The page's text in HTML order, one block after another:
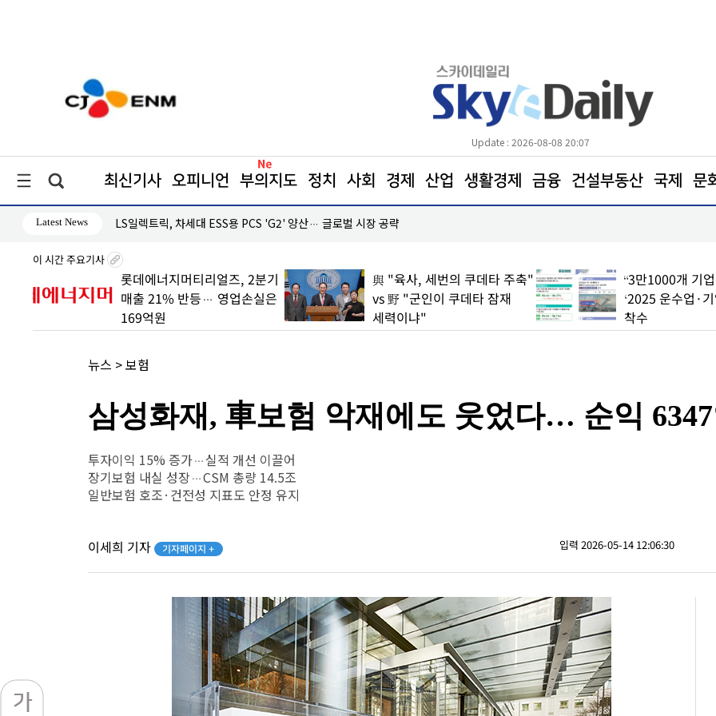
Update : 2026-08-08 20:07
최신기사 오피니언 부의지도 정치 사회 경제 산업 생활경제 금융 건설부동산 국제 문
Latest News
자 지속 LS일렉트릭, 차세대 ESS용 PCS 'G2' 양산… 글로벌 시장 공략
이 시간 주요기사
롯데에너지머티리얼즈, 2분기
매출 21% 반등… 영업손실은
169억원
與 "육사, 세번의 쿠데타 주축"
vs 野 "군인이 쿠데타 잠재
세력이냐"
“3만1000개 기
‘2025 운수업·
착수
뉴스 > 보험
삼성화재, 車보험 악재에도 웃었다… 순익
투자이익 15% 증가…실적 개선 이끌어
장기보험 내실 성장…CSM 총량 14.5조
일반보험 호조·건전성 지표도 안정 유지
이세희 기자 기자페이지 + 입력 2026-05-14 12:06:30